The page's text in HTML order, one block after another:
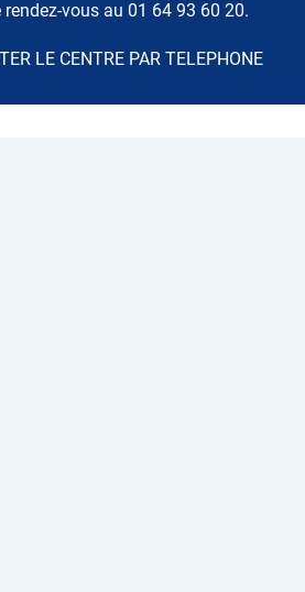
vous au 01 64 93 60 20.
LE CENTRE PAR TELEPHONE